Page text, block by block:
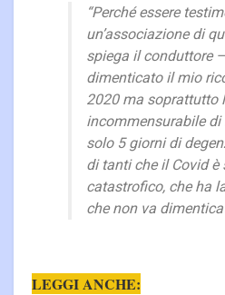
“Perché essere
un’associazione di
spiega il conduttore
dimenticato il mio
2020 ma soprattutto
incommensurabile
solo 5 giorni di
di tanti che il Covid
catastrofico, che ha
che non va
LEGGI ANCHE: